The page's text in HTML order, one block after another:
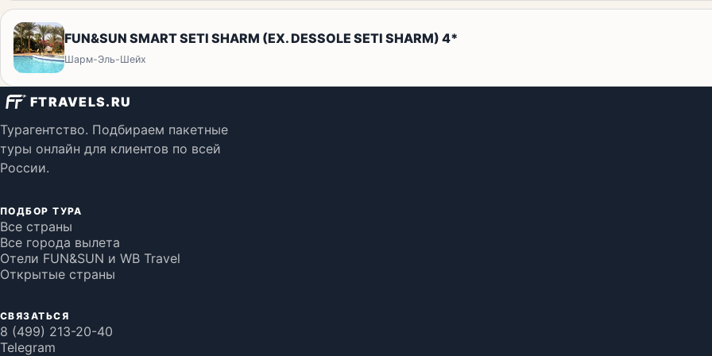
FUN&SUN SMART SETI SHARM (EX. DESSOLE SETI SHARM) 4*
Шарм-Эль-Шейх
FTRAVELS.RU
Турагентство. Подбираем пакетные
туры онлайн для клиентов по всей
России.
ПОДБОР ТУРА
Все страны
Все города вылета
Отели FUN&SUN и WB Travel
Открытые страны
СВЯЗАТЬСЯ
8 (499) 213-20-40
Telegram